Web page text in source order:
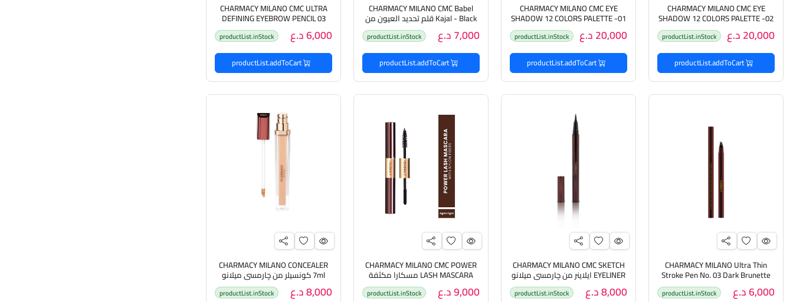
CHARMACY MILANO CMC EYE
SHADOW 12 COLORS PALETTE -02
مجموعة ظلال العيون من جارماسي
ميلانو 12 لونًا 20,000 د.ع productList.inStock
productList.addToCart
CHARMACY MILANO CMC EYE
SHADOW 12 COLORS PALETTE -01
مجموعة ظلال العيون من جارماسي
ميلانو 12 لونًا 20,000 د.ع productList.inStock
productList.addToCart
CHARMACY MILANO CMC Babel
Kajal - Black قلم تحديد العيون من
چارمسي 7,000 د.ع productList.inStock
productList.addToCart
CHARMACY MILANO CMC ULTRA
DEFINING EYEBROW PENCIL 03
قلم تحديد الحواجب من چارمسي
6,000 د.ع productList.inStock
productList.addToCart
CHARMACY MILANO Ultra Thin
Stroke Pen No. 03 Dark Brunette
قلم تحديد الحواجب من چارمسي
6,000 د.ع productList.inStock
CHARMACY MILANO CMC SKETCH
EYELINER ايلاينر من چارمسي ميلانو
8,000 د.ع productList.inStock
CHARMACY MILANO CMC POWER
LASH MASCARA مسكارا مكثفة
للرموش من چارمسي ميلانو9,000 د.ع productList.inStock
CHARMACY MILANO CONCEALER
7ml كونسيلر من چارمسي ميلانو
8,000 د.ع productList.inStock